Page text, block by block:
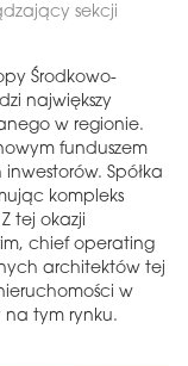
sekcji
Środkowo-
największy
w regionie.
funduszem
Spółka
kompleks
tej okazji
chief operating
architektów tej
w
na tym rynku.